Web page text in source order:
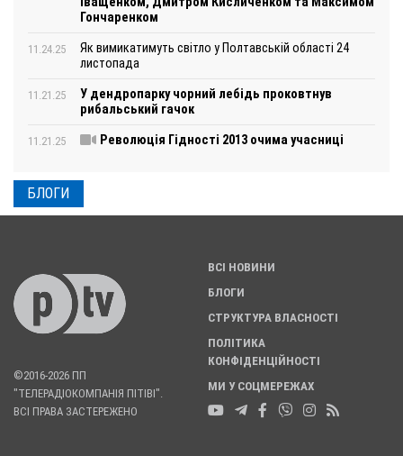
Гончаренком
11.24.25
Як вимикатимуть світло у Полтавській області 24
листопада
11.21.25
У дендропарку чорний лебідь проковтнув
рибальський гачок
11.21.25 Революція Гідності 2013 очима учасниці
БЛОГИ
©2016-2026 ПП
"ТЕЛЕРАДІОКОМПАНІЯ ПІТІВІ".
ВСІ ПРАВА ЗАСТЕРЕЖЕНО
ВСІ НОВИНИ
БЛОГИ
СТРУКТУРА ВЛАСНОСТІ
ПОЛІТИКА
КОНФІДЕНЦІЙНОСТІ
МИ У СОЦМЕРЕЖАХ